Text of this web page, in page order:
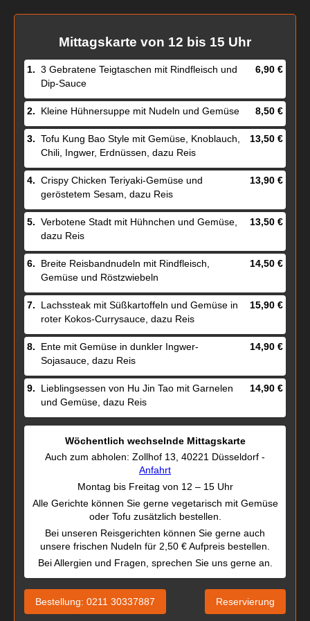
Mittagskarte von 12 bis 15 Uhr
1. 3 Gebratene Teigtaschen mit Rindfleisch und
Dip-Sauce
6,90 €
2. Kleine Hühnersuppe mit Nudeln und Gemüse 8,50 €
3. Tofu Kung Bao Style mit Gemüse, Knoblauch,
Chili, Ingwer, Erdnüssen, dazu Reis
13,50 €
4. Crispy Chicken Teriyaki-Gemüse und
geröstetem Sesam, dazu Reis
13,90 €
5. Verbotene Stadt mit Hühnchen und Gemüse,
dazu Reis
13,50 €
6.
Breite Reisbandnudeln mit Rindfleisch,
Gemüse und Röstzwiebeln
14,50 €
7.
Lachssteak mit Süßkartoffeln und Gemüse in
roter Kokos-Currysauce, dazu Reis
15,90 €
8.
Ente mit Gemüse in dunkler Ingwer-
Sojasauce, dazu Reis
14,90 €
9.
Lieblingsessen von Hu Jin Tao mit Garnelen
und Gemüse, dazu Reis
14,90 €
Wöchentlich wechselnde Mittagskarte
Auch zum abholen: Zollhof 13, 40221 Düsseldorf -
Anfahrt
Montag bis Freitag von 12 – 15 Uhr
Alle Gerichte können Sie gerne vegetarisch mit Gemüse
oder Tofu zusätzlich bestellen.
Bei unseren Reisgerichten können Sie gerne auch
unsere frischen Nudeln für 2,50 € Aufpreis bestellen.
Bei Allergien und Fragen, sprechen Sie uns gerne an.
Bestellung: 0211 30337887 Reservierung